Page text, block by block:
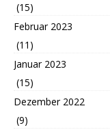
(15)
Februar 2023
(11)
Januar 2023
(15)
Dezember 2022
(9)